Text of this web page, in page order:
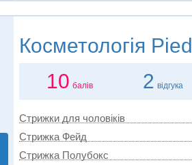
Косметологія
10 балів 2 відгука
Стрижки для чоловіків
Стрижка Фейд
Стрижка Полубокс